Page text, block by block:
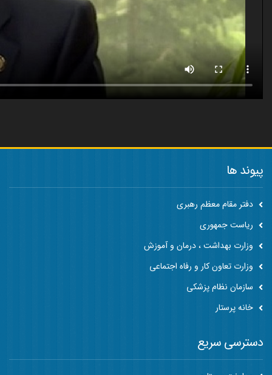
پیوند ها
دفتر مقام معظم رهبری
ریاست جمهوری
وزارت بهداشت ، درمان و آموزش
وزارت تعاون کار و رفاه اجتماعی
سازمان نظام پزشکی
خانه پرستار
دسترسی سریع